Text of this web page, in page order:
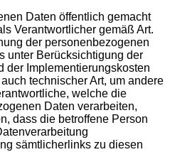
Daten öffentlich gemacht
Verantwortlicher gemäß Art.
der personenbezogenen
unter Berücksichtigung der
der Implementierungskosten
technischer Art, um andere
welche die
Daten verarbeiten,
dass die betroffene Person
sämtlicherlinks zu diesen